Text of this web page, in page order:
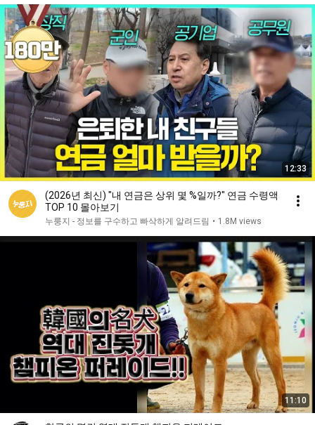
12:33
(2026년 최신) "내 연금은 상위 몇 %일까?" 연금 수령액
TOP 10 몰아보기
누룽지 - 정보를 구수하고 빠삭하게 알려드림 • 1.8M views
11:10